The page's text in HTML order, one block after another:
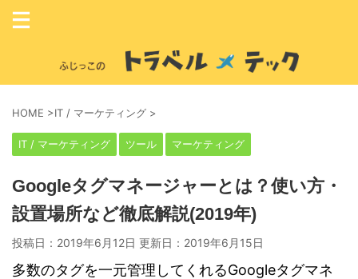
HOME >IT / マーケティング >
IT / マーケティング ツール マーケティング
Googleタグマネージャーとは？使い方・
設置場所など徹底解説(2019年)
投稿日：2019年6月12日 更新日： 2019年6月15日
多数のタグを一元管理してくれるGoogleタグマネ